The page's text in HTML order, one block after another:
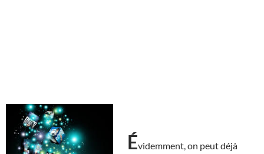
Évidemment, on peut déjà